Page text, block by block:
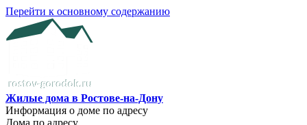
Перейти к основному содержанию
Жилые дома в Ростове-на-Дону
Информация о доме по адресу
Дома по адресу